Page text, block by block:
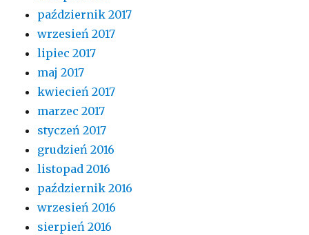
październik 2017
wrzesień 2017
lipiec 2017
maj 2017
kwiecień 2017
marzec 2017
styczeń 2017
grudzień 2016
listopad 2016
październik 2016
wrzesień 2016
sierpień 2016